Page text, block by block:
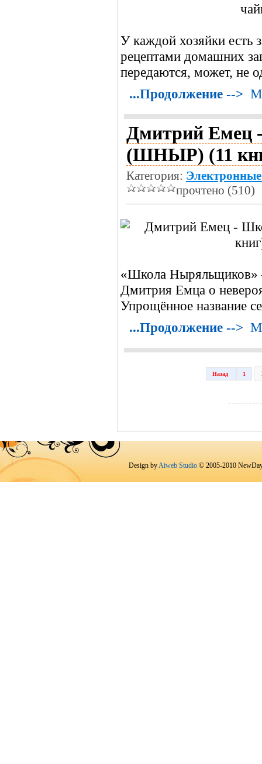
У каждой хозяйки есть
рецептами домашних
передаются, может, не
...Продолжение -->
Дмитрий Емец
(ШНЫР) (11
Категория:
прочтено (510)
«Школа Ныряльщиков»
Дмитрия Емца о
Упрощённое название
...Продолжение -->
Назад 1
Design byAiweb Studio © 2005-2010